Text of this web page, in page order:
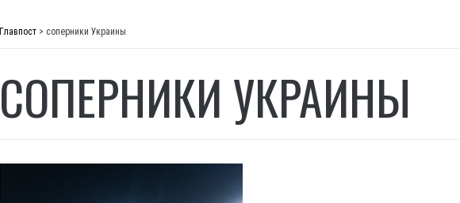
Главпост > соперники Украины
СОПЕРНИКИ УКРАИНЫ